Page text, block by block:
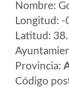
Nombre:
Longitud:
Latitud:
Provincia:
Código